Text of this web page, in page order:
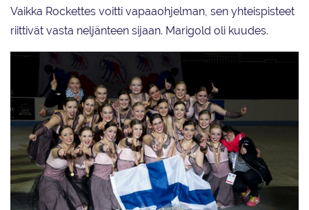
Vaikka Rockettes voitti vapaaohjelman, sen yhteispisteet
riittivät vasta neljänteen sijaan. Marigold oli kuudes.